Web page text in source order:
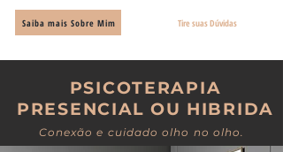
Saiba mais Sobre Mim Tire suas Dúvidas
PSICOTERAPIA
PRESENCIAL OU HIBRIDA
Conexão e cuidado olho no olho.